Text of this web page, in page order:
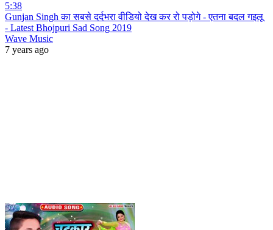
5:38
Gunjan Singh का सबसे दर्दभरा वीडियो देख कर रो पड़ोगे - एतना बदल गइलू
- Latest Bhojpuri Sad Song 2019
Wave Music
7 years ago